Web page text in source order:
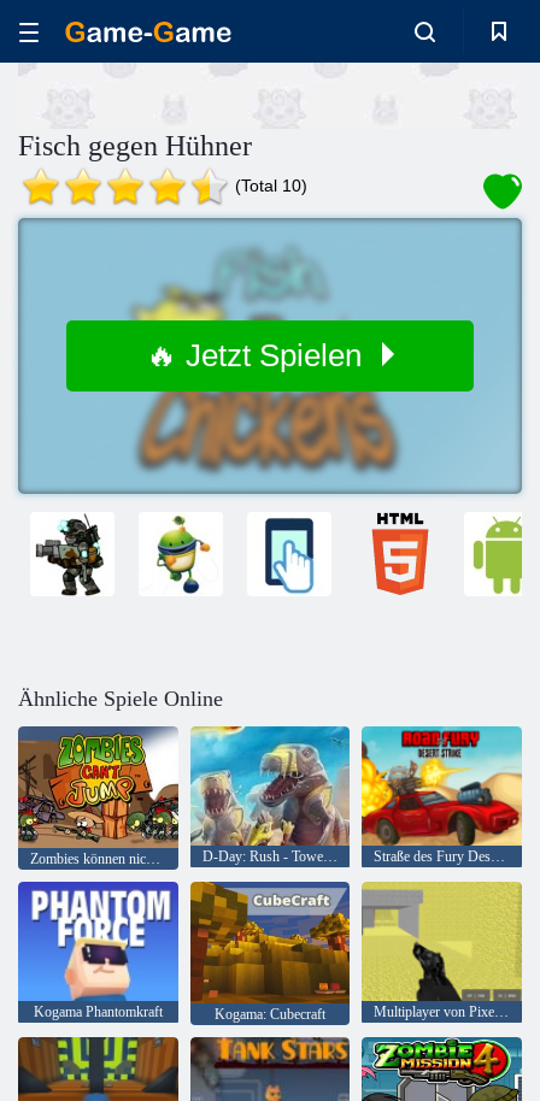
Fisch gegen Hühner
(Total 10)
🔥 Jetzt Spielen
Ähnliche Spiele Online
Zombies können nicht springen D-Day: Rush - Tower Defense Straße des Fury Desert Strike
Kogama Phantomkraft Kogama: Cubecraft Multiplayer von Pixel Combat